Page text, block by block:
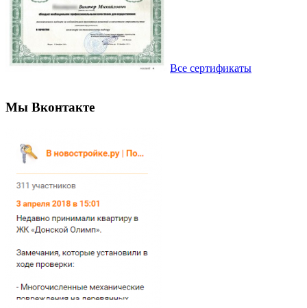
Все сертификаты
Мы Вконтакте